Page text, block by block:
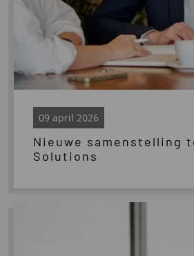
Nieuwe samenstelling
Solutions
09 april 2026